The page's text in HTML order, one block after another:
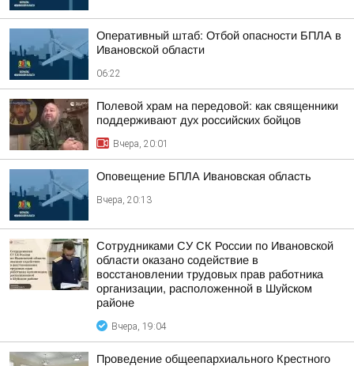
Оперативный штаб: Отбой опасности БПЛА в
Ивановской области
06:22
Полевой храм на передовой: как священники
поддерживают дух российских бойцов
Вчера, 20:01
Оповещение БПЛА Ивановская область
Вчера, 20:13
Сотрудниками СУ СК России по Ивановской
области оказано содействие в
восстановлении трудовых прав работника
организации, расположенной в Шуйском
районе
Вчера, 19:04
Проведение общеепархиального Крестного